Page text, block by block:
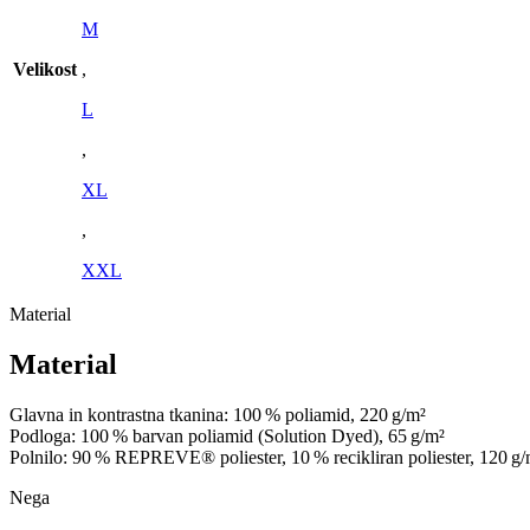
Velikost
M
,
L
,
XL
,
XXL
Material
Material
Glavna in kontrastna tkanina: 100 % poliamid, 220 g/m²
Podloga: 100 % barvan poliamid (Solution Dyed), 65 g/m²
Polnilo: 90 % REPREVE® poliester, 10 % recikliran poliester, 120 g/
Nega